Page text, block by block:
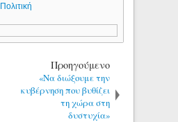
Πολιτική
Προηγούμενο
«Να διώξουμε την
κυβέρνηση που βυθίζει
τη χώρα στη
δυστυχία»